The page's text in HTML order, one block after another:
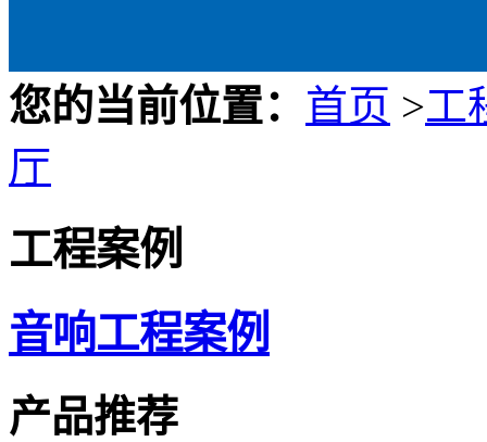
您的当前位置： 首页 >工
厅
工程案例
音响工程案例
产品推荐